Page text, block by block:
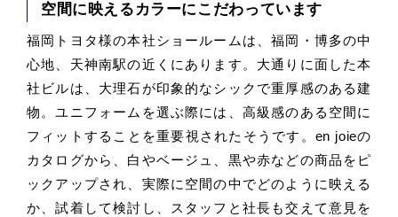
空間に映えるカラーにこだわっています
福岡トヨタ様の本社ショールームは、福岡・博多の中
心地、天神南駅の近くにあります。大通りに面した本
社ビルは、大理石が印象的なシックで重厚感のある建
物。ユニフォームを選ぶ際には、高級感のある空間に
フィットすることを重要視されたそうです。en joieの
カタログから、白やベージュ、黒や赤などの商品をピ
ックアップされ、実際に空間の中でどのように映える
か、試着して検討し、スタッフと社長も交えて意見を